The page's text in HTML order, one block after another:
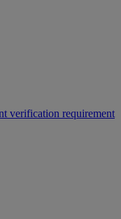
verification requirement